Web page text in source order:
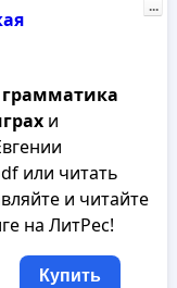
грамматика
и
или читать
и читайте
на ЛитРес!
Купить
...